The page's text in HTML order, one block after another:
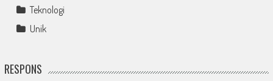
Teknologi
Unik
RESPONS